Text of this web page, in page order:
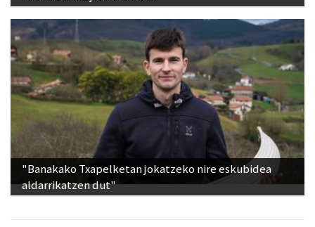
Babes zabala jaso du Ansak
"Banakako Txapelketan jokatzeko nire eskubidea
aldarrikatzen dut"